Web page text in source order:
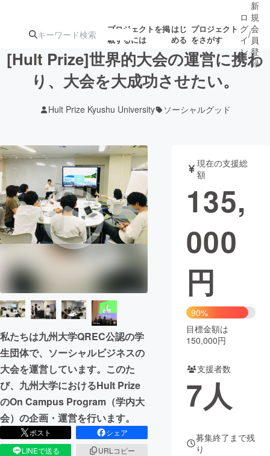
プロジェクトを掲
載するには
はじ
める
プロジェクト
をさがす
ターン
ジェクト
ロジェクト
されます
アート・写真 音楽
テクノロジー・ガジェット ゲーム・サ
映像・映画
ビジネス・起業
まちづくり・地域活性化
CAMPFIRE for Social Good
CAMPFIRE Creation
CAMPFIREふるさと納税machi-ya コミュニティ
ロ
グ
イ
ン
/
新
規
会
員
登
録
[Hult Prize]世界的大会の運営に携わ
り、大会を大成功させたい。
Hult Prize Kyushu University ソーシャルグッド
私たちは九州大学QREC公認の学
生団体で、ソーシャルビジネスの
大会を運営しています。このた
び、九州大学におけるHult Prize
のOn Campus Program（学内大
会）の企画・運営を行います。
ポスト
シェア
LINEで送る
URLコピー
現在の支援総
額
135,
000
円
90%
目標金額は
150,000円
支援者数
7人
募集終了まで残
り